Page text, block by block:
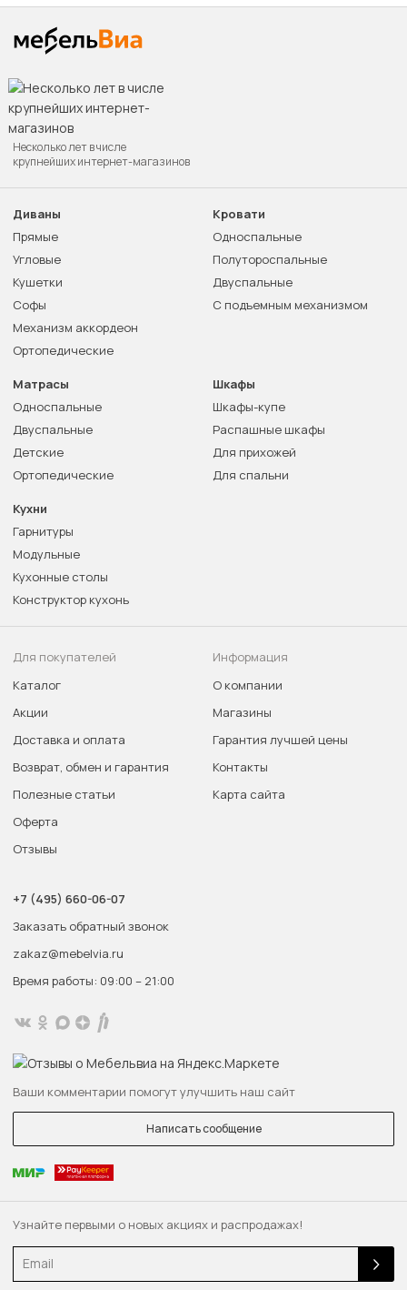
Узнайте первыми о новых акциях и распродажах!
Email
Несколько лет в числе
крупнейших интернет-магазинов
Диваны
Прямые
Угловые
Кушетки
Софы
Механизм аккордеон
Ортопедические
Кровати
Односпальные
Полутороспальные
Двуспальные
С подъемным механизмом
Матрасы
Односпальные
Двуспальные
Детские
Ортопедические
Шкафы
Шкафы-купе
Распашные шкафы
Для прихожей
Для спальни
Кухни
Гарнитуры
Модульные
Кухонные столы
Конструктор кухонь
Для покупателей
Каталог
Акции
Доставка и оплата
Возврат, обмен и гарантия
Полезные статьи
Оферта
Отзывы
Информация
О компании
Магазины
Гарантия лучшей цены
Контакты
Карта сайта
+7 (495) 660-06-07
Заказать обратный звонок
zakaz@mebelvia.ru
Время работы: 09:00 – 21:00
Ваши комментарии помогут улучшить наш сайт
Написать сообщение